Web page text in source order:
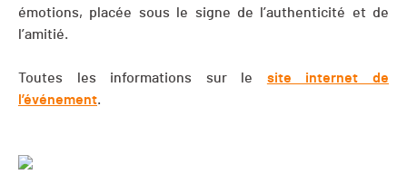
émotions, placée sous le signe de l’authenticité et de
l’amitié.
Toutes les informations sur le site internet de
l’événement.